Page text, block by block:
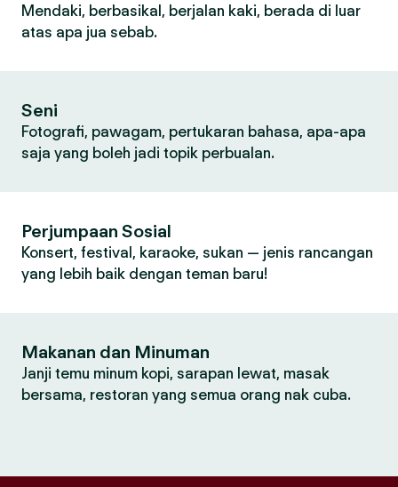
Mendaki, berbasikal, berjalan kaki, berada di luar
atas apa jua sebab.
Seni
Fotografi, pawagam, pertukaran bahasa, apa-apa
saja yang boleh jadi topik perbualan.
Perjumpaan Sosial
Konsert, festival, karaoke, sukan — jenis rancangan
yang lebih baik dengan teman baru!
Makanan dan Minuman
Janji temu minum kopi, sarapan lewat, masak
bersama, restoran yang semua orang nak cuba.